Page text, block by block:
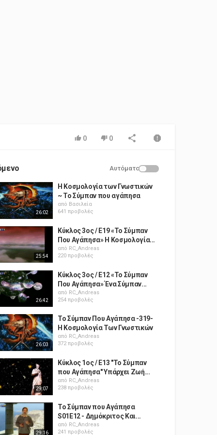
0 0
Αυτόματο
26:02
Η Κοσμολογία των Γνωστικών
~ Το Σύμπαν που αγάπησα
από Βασιλεία
641 προβολές
25:54
Κύκλος 3ος / Ε19 «Το Σύμπαν
Που Αγάπησα» Η Κοσμολογία...
από RC_Andreas
220 προβολές
26:42
Κύκλος 3ος / Ε12 «Το Σύμπαν
Που Αγάπησα» Ένα Σύμπαν...
από RC_Andreas
254 προβολές
26:03
Το Σύμπαν Που Αγάπησα -319-
Η Κοσμολογία Των Γνωστικών
από RC_Andreas
372 προβολές
29:07
Κύκλος 1ος / Ε13 "Το Σύμπαν
που Αγάπησα" Υπάρχει Ζωή...
από RC_Andreas
238 προβολές
29:16
Το Σύμπαν που Αγάπησα
S01E12 - Δημόκριτος Και...
από RC_Andreas
241 προβολές